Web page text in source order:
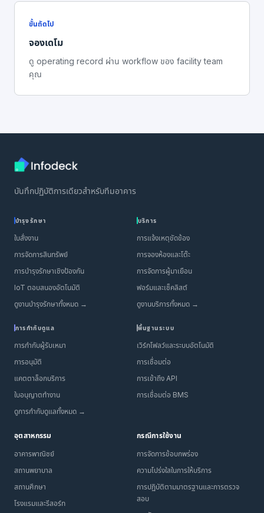
ขั้นถัดไป
จองเดโม
ดู operating record ผ่าน workflow ของ facility team
คุณ
บันทึกปฏิบัติการเดียวสำหรับทีมอาคาร
บำรุงรักษา
ใบสั่งงาน
การจัดการสินทรัพย์
การบำรุงรักษาเชิงป้องกัน
IoT ตอบสนองอัตโนมัติ
ดูงานบำรุงรักษาทั้งหมด →
บริการ
การแจ้งเหตุขัดข้อง
การจองห้องและโต๊ะ
การจัดการผู้มาเยือน
ฟอร์มและเช็คลิสต์
ดูงานบริการทั้งหมด →
การกำกับดูแล
การกำกับผู้รับเหมา
การอนุมัติ
แคตตาล็อกบริการ
ใบอนุญาตทำงาน
ดูการกำกับดูแลทั้งหมด →
พื้นฐานระบบ
เวิร์กโฟลว์และระบบอัตโนมัติ
การเชื่อมต่อ
การเข้าถึง API
การเชื่อมต่อ BMS
อุตสาหกรรม
อาคารพาณิชย์
สถานพยาบาล
สถานศึกษา
โรงแรมและรีสอร์ท
กรณีการใช้งาน
การจัดการข้อบกพร่อง
ความโปร่งใสในการให้บริการ
การปฏิบัติตามมาตรฐานและการตรวจ
สอบ